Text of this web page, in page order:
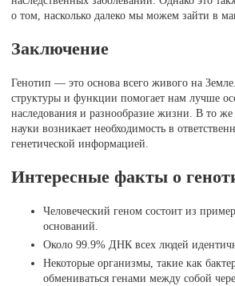
о том, насколько далеко мы можем зайти в
Заключение
Генотип — это основа всего живого на
структуры и функции помогает нам лучше
наследования и разнообразие жизни. В то
науки возникает необходимость в
генетической информацией.
Интересные факты о
Человеческий геном состоит из
оснований.
Около 99.9% ДНК всех людей
Некоторые организмы, такие как
обмениваться генами между собой